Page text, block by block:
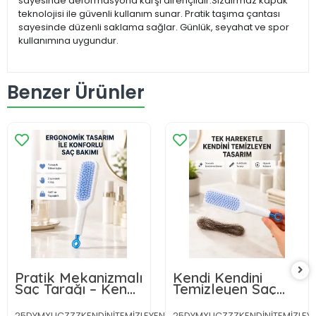
teknolojisi ile güvenli kullanım sunar. Pratik taşıma çantası
sayesinde düzenli saklama sağlar. Günlük, seyahat ve spor
kullanımına uygundur.
Benzer Ürünler
Pratik Mekanizmalı
Saç Tarağı – Kendi
Kendini Temizler,
Taşınabilir
Kendi Kendini
Temizleyen Saç
Tarağı – Anti-
Statik, Silikon